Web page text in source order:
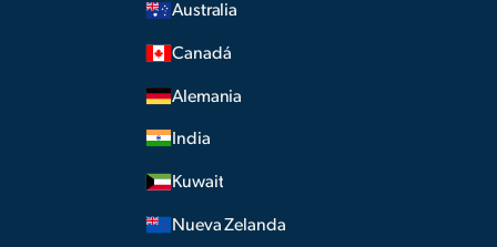
Australia
Canadá
Alemania
India
Kuwait
Nueva Zelanda